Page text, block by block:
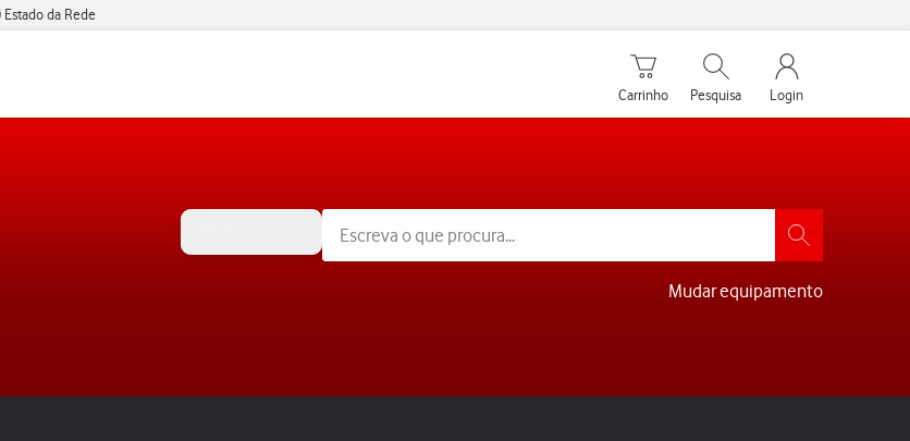
Estado da Rede
Carrinho de compras
Carrinho
Pesquisar
Pesquisa
My Vodafone
Login
Mudar equipamento